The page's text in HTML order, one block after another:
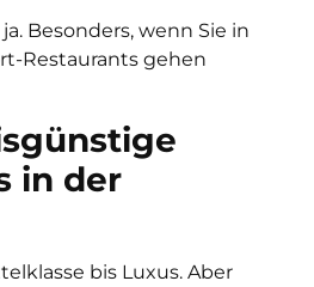
Besonders, wenn Sie in
Restaurants gehen
in der
bis Luxus. Aber